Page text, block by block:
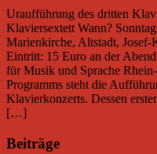
Uraufführung des dritten
Klaviersextett Wann?
Marienkirche, Altstadt,
Eintritt: 15 Euro an der
für Musik und Sprache
Programms steht die
Klavierkonzerts. Dessen
[…]
Beiträge